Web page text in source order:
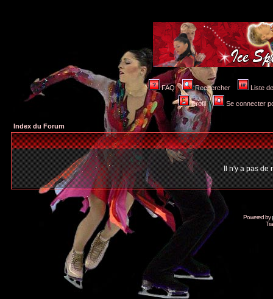
FAQ Rechercher Liste
Profil Se connecter
Index du Forum
Il n'y a pas de
Powered by